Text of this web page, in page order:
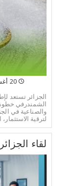
20 أغسطس 2024
الجزائر تستعد
الشمندرفي خطوة
والصناعية في
لترقية
لقاء